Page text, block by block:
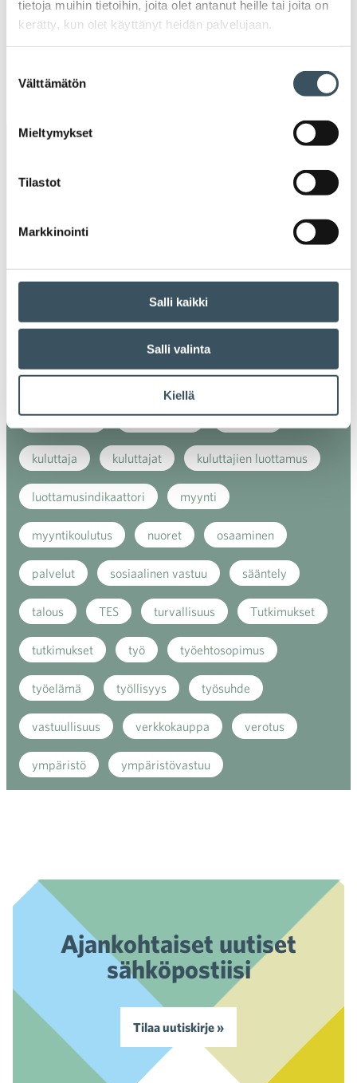
tietoja muihin tietoihin, joita olet antanut heille tai joita on
kerätty, kun olet käyttänyt heidän palvelujaan.
valinta
Välttämätön
Mieltymykset
Tilastot
Markkinointi
Salli kaikki
Salli valinta
Kiellä
2017
alv
digiostaminen digitalisaatio
energiatehokkuus erikoiskauppa EU
kansainvälinen kilpailu
kansainvälinen verkkokauppa
kaupan näkymät kauppa kemikaalit
kiertotalous koronavirus koulutus
kuluttaja kuluttajat kuluttajien luottamus
luottamusindikaattori myynti
myyntikoulutus nuoret osaaminen
palvelut sosiaalinen vastuu sääntely
talous TES turvallisuus Tutkimukset
tutkimukset työ työehtosopimus
työelämä työllisyys työsuhde
vastuullisuus verkkokauppa verotus
ympäristö ympäristövastuu
Ajankohtaiset uutiset
sähköpostiisi
Tilaa uutiskirje »